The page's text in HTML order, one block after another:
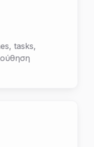
tasks,